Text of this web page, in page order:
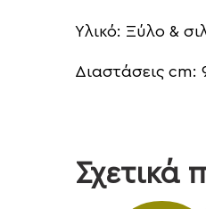
Υλικό: Ξύλο &
Διαστάσεις cm:
Σχετικά